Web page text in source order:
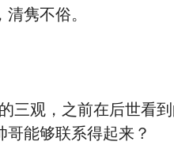
隽不俗。
，之前在后世看到
能够联系得起来？